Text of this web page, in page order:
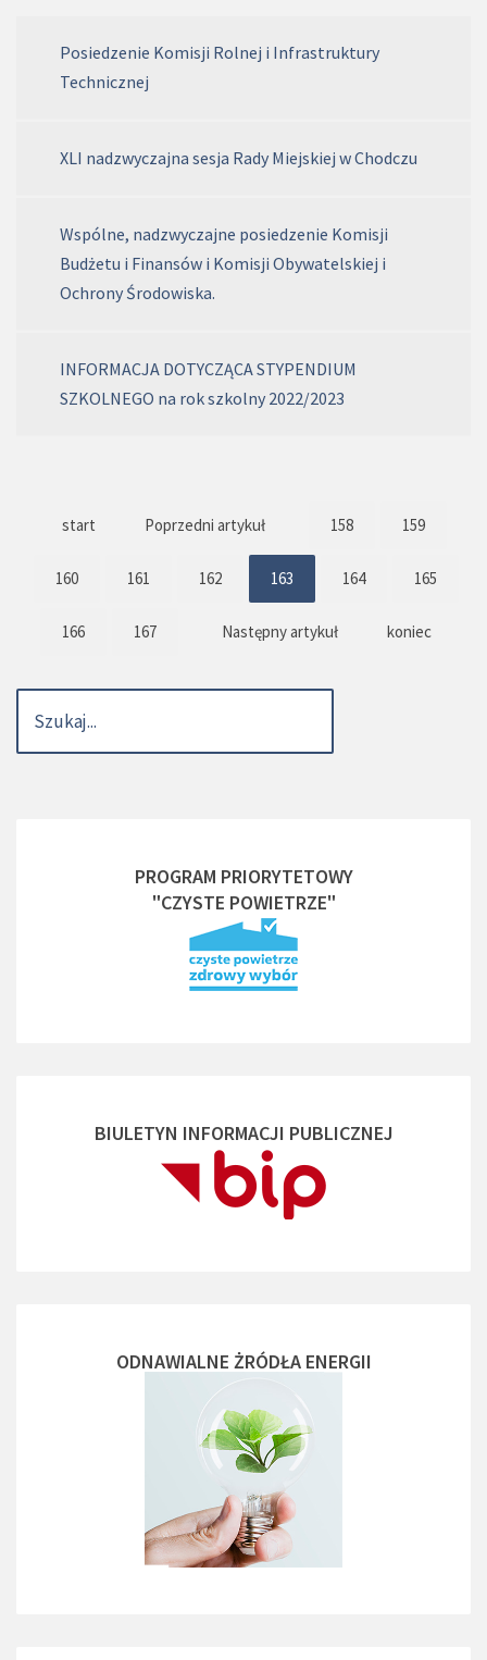
Posiedzenie Komisji Rolnej i Infrastruktury
Technicznej
XLI nadzwyczajna sesja Rady Miejskiej w Chodczu
Wspólne, nadzwyczajne posiedzenie Komisji
Budżetu i Finansów i Komisji Obywatelskiej i
Ochrony Środowiska.
INFORMACJA DOTYCZĄCA STYPENDIUM
SZKOLNEGO na rok szkolny 2022/2023
start Poprzedni artykuł 158 159
160 161 162 163 164 165
166 167 Następny artykuł koniec
PROGRAM PRIORYTETOWY
"CZYSTE POWIETRZE"
BIULETYN INFORMACJI PUBLICZNEJ
ODNAWIALNE ŻRÓDŁA ENERGII